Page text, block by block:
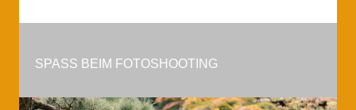
SPASS BEIM FOTOSHOOTING